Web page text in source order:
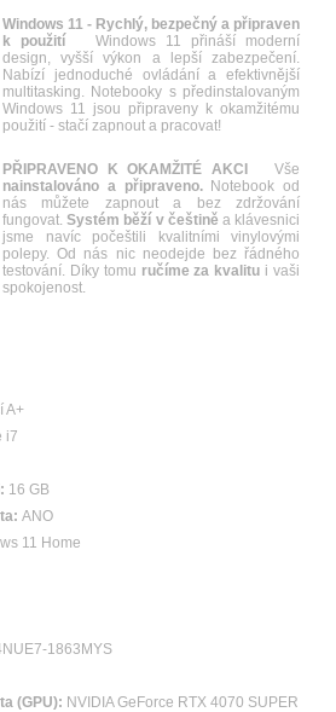
Windows 11 - Rychlý, bezpečný a připraven
k použití Windows 11 přináší moderní
design, vyšší výkon a lepší zabezpečení.
Nabízí jednoduché ovládání a efektivnější
multitasking. Notebooky s předinstalovaným
Windows 11 jsou připraveny k okamžitému
použití - stačí zapnout a pracovat!
PŘIPRAVENO K OKAMŽITÉ AKCI
Vše
nainstalováno a připraveno.Notebook od
nás můžete zapnout a bez zdržování
fungovat.Systém běží v češtině a klávesnici
jsme navíc počeštili kvalitními vinylovými
polepy. Od nás nic neodejde bez řádného
testování. Díky tomu ručíme za kvalitu i vaši
spokojenost.
A+
i7
16 GB
ANO
11 Home
1863MYS
(GPU): NVIDIA GeForce RTX 4070 SUPER